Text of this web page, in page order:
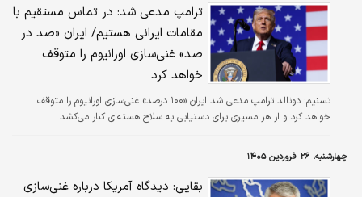
ترامپ مدعی شد: در تماس مستقیم با
مقامات ایرانی هستیم/ ایران «صد در
صد» غنی‌سازی اورانیوم را متوقف
خواهد کرد
تسنیم:
دونالد ترامپ مدعی شد ایران «۱۰۰ درصد» غنی‌سازی اورانیوم را متوقف
خواهد کرد و از هر مسیری برای دستیابی به سلاح هسته‌ای کنار می‌کشد.
چهارشنبه، ۲۶ فروردین ۱۴۰۵
بقایی: دیدگاه آمریکا درباره غنی‌سازی